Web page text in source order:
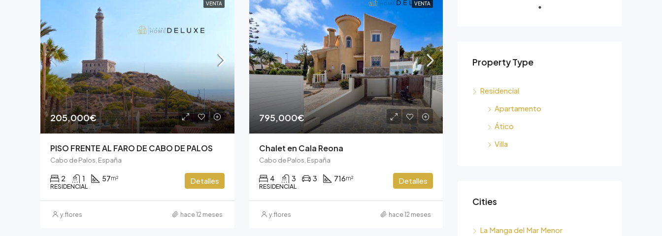
VENTA
205,000€
PISO FRENTE AL FARO DE CABO DE PALOS
Cabo de Palos, España
2 1 57m²
RESIDENCIAL
Detalles
y.flores hace 12 meses
VENTA
795,000€
Chalet en Cala Reona
Cabo de Palos, España
4 3 3 716m²
RESIDENCIAL
Detalles
y.flores hace 12 meses
Property Type
Residencial
Apartamento
Ático
Villa
Cities
La Manga del Mar Menor